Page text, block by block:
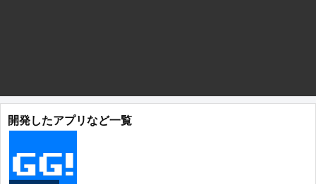
開発したアプリなど一覧